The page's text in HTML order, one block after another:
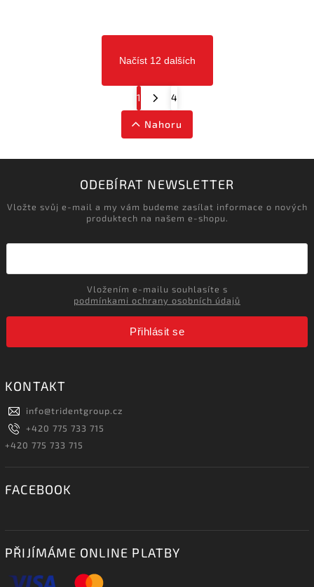
Načíst 12 dalších
1 4
Nahoru
ODEBÍRAT NEWSLETTER
Vložte svůj e-mail a my vám budeme zasílat informace o nových
produktech na našem e-shopu.
podmínkami ochrany osobních údajů
Přihlásit se
KONTAKT
info@tridentgroup.cz
+420 775 733 715
+420 775 733 715
FACEBOOK
PŘIJÍMÁME ONLINE PLATBY